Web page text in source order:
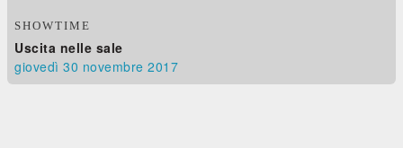
SHOWTIME
Uscita nelle sale
giovedì 30 novembre 2017